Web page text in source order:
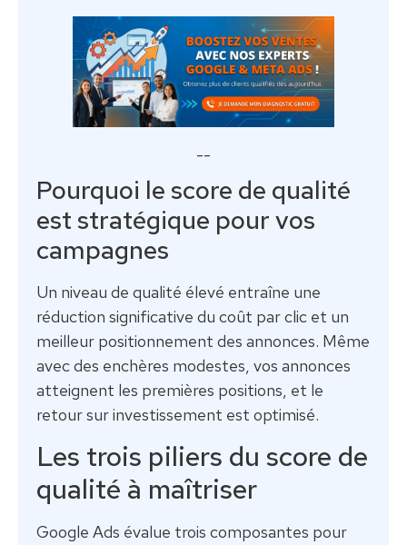
--
Pourquoi le score de qualité
est stratégique pour vos
campagnes
Un niveau de qualité élevé entraîne une
réduction significative du coût par clic et un
meilleur positionnement des annonces. Même
avec des enchères modestes, vos annonces
atteignent les premières positions, et le
retour sur investissement est optimisé.
Les trois piliers du score de
qualité à maîtriser
Google Ads évalue trois composantes pour